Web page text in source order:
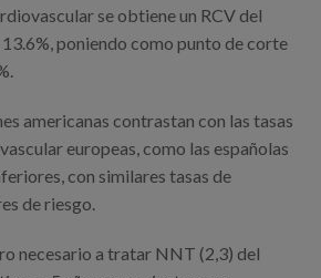
se obtiene un RCV del
poniendo como punto de corte
americanas contrastan con las tasas
europeas, como las españolas
con similares tasas de
de riesgo.
necesario a tratar NNT (2,3) del